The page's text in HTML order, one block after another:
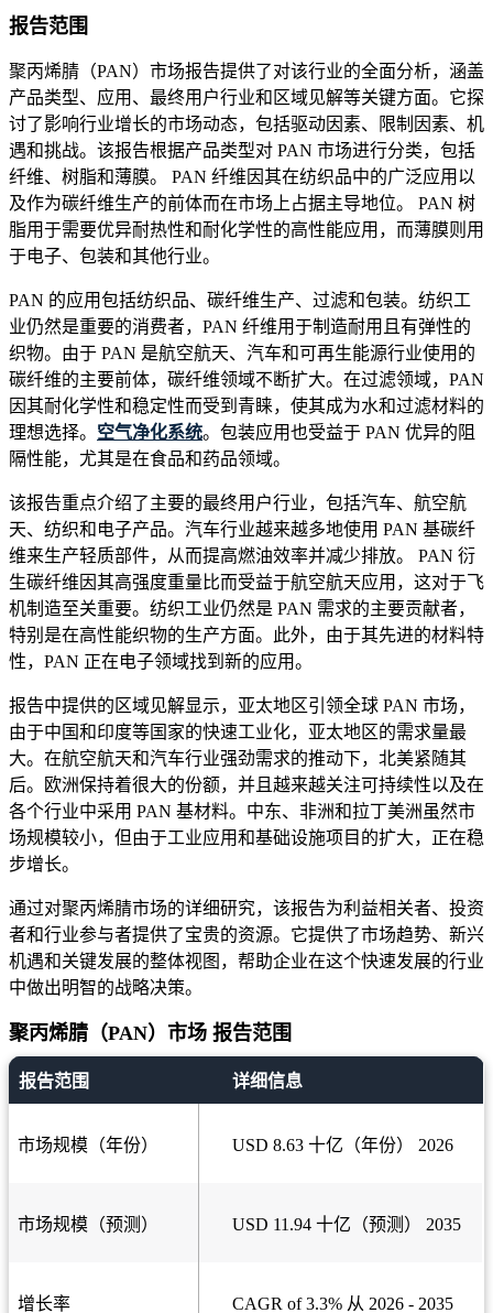
报告范围
聚丙烯腈（PAN）市场报告提供了对该行业的全面分析，涵盖
产品类型、应用、最终用户行业和区域见解等关键方面。它探
讨了影响行业增长的市场动态，包括驱动因素、限制因素、机
遇和挑战。该报告根据产品类型对 PAN 市场进行分类，包括
纤维、树脂和薄膜。 PAN 纤维因其在纺织品中的广泛应用以
及作为碳纤维生产的前体而在市场上占据主导地位。 PAN 树
脂用于需要优异耐热性和耐化学性的高性能应用，而薄膜则用
于电子、包装和其他行业。
PAN 的应用包括纺织品、碳纤维生产、过滤和包装。纺织工
业仍然是重要的消费者，PAN 纤维用于制造耐用且有弹性的
织物。由于 PAN 是航空航天、汽车和可再生能源行业使用的
碳纤维的主要前体，碳纤维领域不断扩大。在过滤领域，PAN
因其耐化学性和稳定性而受到青睐，使其成为水和过滤材料的
理想选择。 空气净化系统。包装应用也受益于 PAN 优异的阻
隔性能，尤其是在食品和药品领域。
该报告重点介绍了主要的最终用户行业，包括汽车、航空航
天、纺织和电子产品。汽车行业越来越多地使用 PAN 基碳纤
维来生产轻质部件，从而提高燃油效率并减少排放。 PAN 衍
生碳纤维因其高强度重量比而受益于航空航天应用，这对于飞
机制造至关重要。纺织工业仍然是 PAN 需求的主要贡献者，
特别是在高性能织物的生产方面。此外，由于其先进的材料特
性，PAN 正在电子领域找到新的应用。
报告中提供的区域见解显示，亚太地区引领全球 PAN 市场，
由于中国和印度等国家的快速工业化，亚太地区的需求量最
大。在航空航天和汽车行业强劲需求的推动下，北美紧随其
后。欧洲保持着很大的份额，并且越来越关注可持续性以及在
各个行业中采用 PAN 基材料。中东、非洲和拉丁美洲虽然市
场规模较小，但由于工业应用和基础设施项目的扩大，正在稳
步增长。
通过对聚丙烯腈市场的详细研究，该报告为利益相关者、投资
者和行业参与者提供了宝贵的资源。它提供了市场趋势、新兴
机遇和关键发展的整体视图，帮助企业在这个快速发展的行业
中做出明智的战略决策。
聚丙烯腈（PAN）市场 报告范围
报告范围 详细信息
市场规模（年份） USD 8.63 十亿（年份） 2026
市场规模（预测） USD 11.94 十亿（预测） 2035
增长率 CAGR of 3.3% 从 2026 - 2035